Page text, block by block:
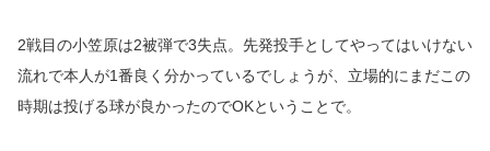
2戦目の小笠原は2被弾で3失点。先発投手としてやってはいけない
流れで本人が1番良く分かっているでしょうが、立場的にまだこの
時期は投げる球が良かったのでOKということで。